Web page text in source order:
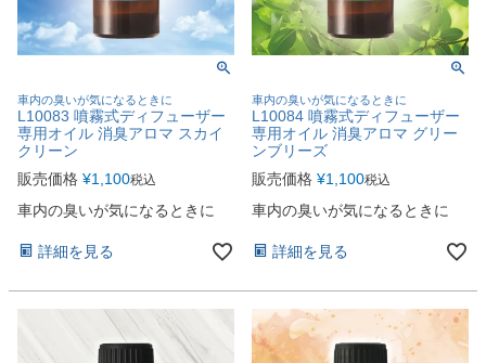
車内の臭いが気になるときに
L10083 噴霧式ディフューザー
専用オイル 消臭アロマ スカイ
クリーン
販売価格 ¥1,100税込
車内の臭いが気になるときに
詳細を見る
車内の臭いが気になるときに
L10084 噴霧式ディフューザー
専用オイル 消臭アロマ グリー
ンブリーズ
販売価格 ¥1,100税込
車内の臭いが気になるときに
詳細を見る